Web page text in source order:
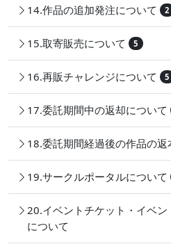
14.作品の追加発注について 2
15.取寄販売について 5
16.再販チャレンジについて 5
17.委託期間中の返却について
18.委託期間経過後の作品の返
19.サークルポータルについて
20.イベントチケット・イベ
について